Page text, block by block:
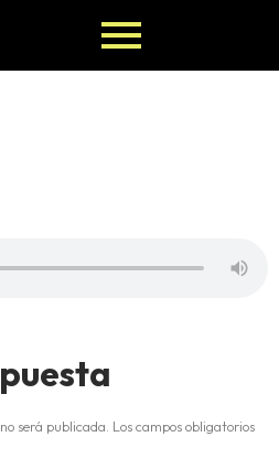
será publicada. Los campos obligatorios